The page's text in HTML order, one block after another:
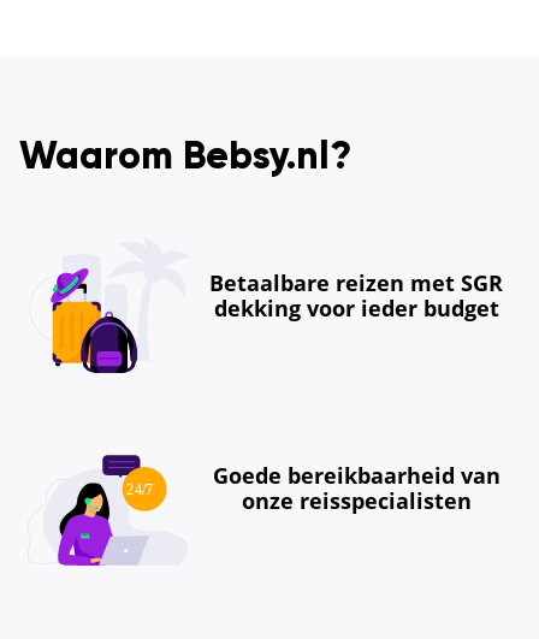
Waarom Bebsy.nl?
Betaalbare reizen met SGR
dekking voor ieder budget
Goede bereikbaarheid van
onze reisspecialisten